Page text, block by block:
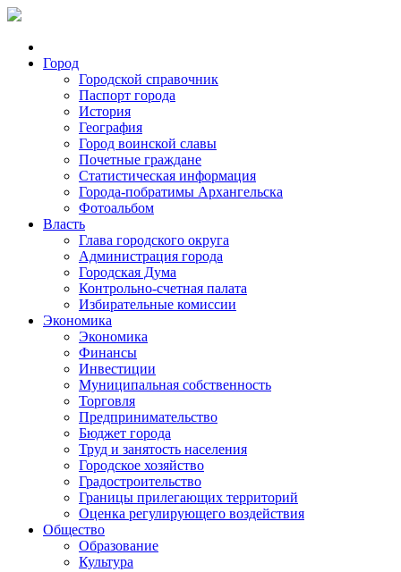
Город
Городской справочник
Паспорт города
История
География
Город воинской славы
Почетные граждане
Статистическая информация
Города-побратимы Архангельска
Фотоальбом
Власть
Глава городского округа
Администрация города
Городская Дума
Контрольно-счетная палата
Избирательные комиссии
Экономика
Экономика
Финансы
Инвестиции
Муниципальная собственность
Торговля
Предпринимательство
Бюджет города
Труд и занятость населения
Городское хозяйство
Градостроительство
Границы прилегающих территорий
Оценка регулирующего воздействия
Общество
Образование
Культура